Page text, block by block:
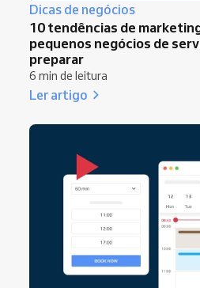
Dicas de negócios
10 tendências de
pequenos negócios de
preparar
6 min de leitura
Ler artigo